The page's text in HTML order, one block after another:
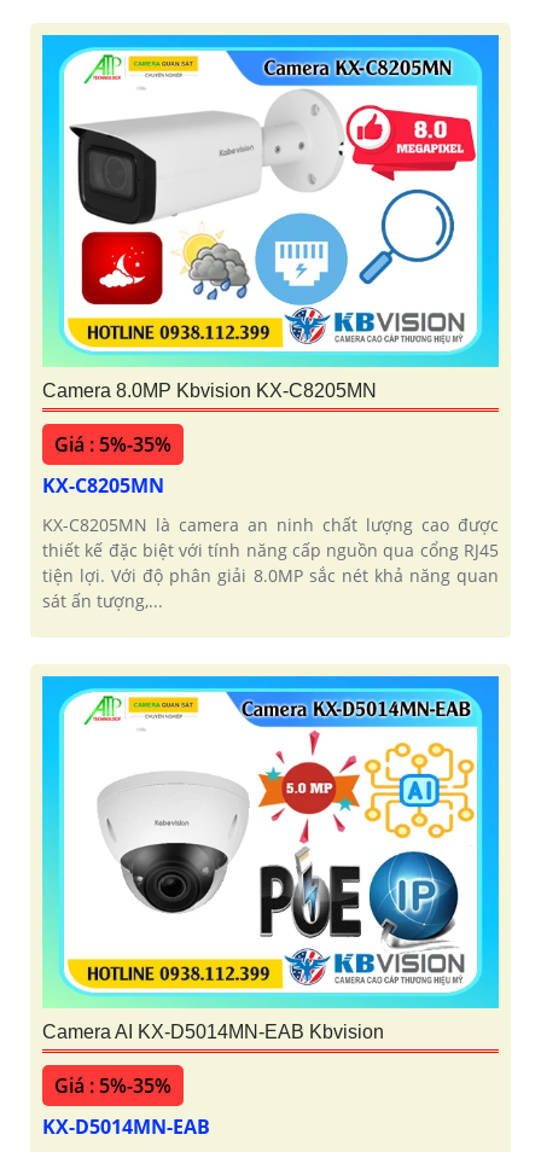
Camera 8.0MP Kbvision KX-C8205MN
Giá : 5%-35%
KX-C8205MN
KX-C8205MN là camera an ninh chất lượng cao được
thiết kế đặc biệt với tính năng cấp nguồn qua cổng RJ45
tiện lợi. Với độ phân giải 8.0MP sắc nét khả năng quan
sát ấn tượng,...
Camera AI KX-D5014MN-EAB Kbvision
Giá : 5%-35%
KX-D5014MN-EAB